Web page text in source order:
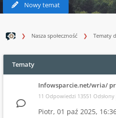
Nowy temat
Nasza społeczność Tematy
Tematy
Infowsparcie.net/wria/
11 Odpowiedzi 13551 Odsłony
Piotr, 01 paź 2025,